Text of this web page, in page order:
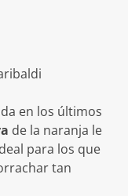
en los últimos
de la naranja le
para los que
tan